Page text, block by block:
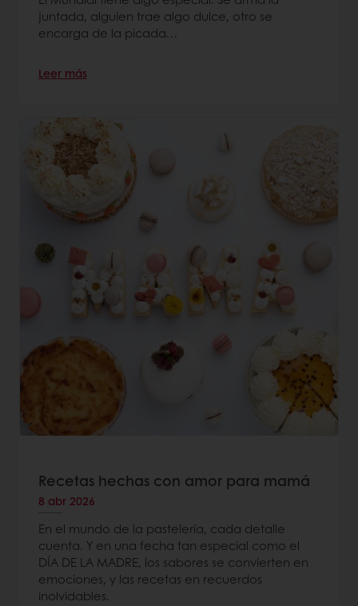
juntada, alguien trae algo dulce, otro se
encarga de la picada…
Leer más
Recetas hechas con amor para mamá
8 abr 2026
En el mundo de la pastelería, cada detalle
cuenta. Y en una fecha tan especial como el
DÍA DE LA MADRE, los sabores se convierten en
emociones, y las recetas en recuerdos
inolvidables.